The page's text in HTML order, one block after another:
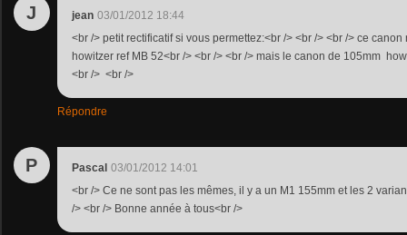
J jean 03/01/2012 18:44
<br /> petit rectificatif si vous permettez:<br /> <br /> <br /> ce
howitzer ref MB 52<br /> <br /> <br /> mais le canon de 105mm
<br /> <br />
Répondre
P Pascal 03/01/2012 14:01
<br /> Ce ne sont pas les mêmes, il y a un M1 155mm et les 2
/> <br /> Bonne année à tous<br />